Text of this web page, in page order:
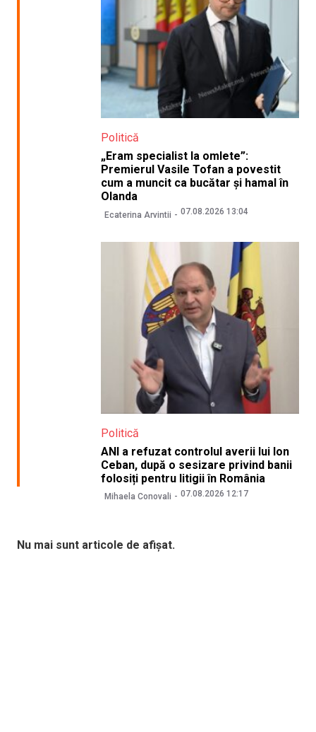
Politică
„Eram specialist la omlete”:
Premierul Vasile Tofan a povestit
cum a muncit ca bucătar și hamal în
Olanda
Ecaterina Arvintii 07.08.2026 13:04
Politică
ANI a refuzat controlul averii lui Ion
Ceban, după o sesizare privind banii
folosiți pentru litigii în România
Mihaela Conovali 07.08.2026 12:17
Nu mai sunt articole de afișat.